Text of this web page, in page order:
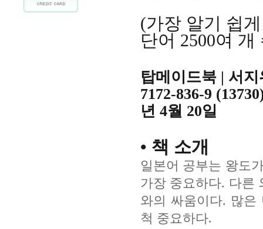
(가장 알기 쉽
단어 2500여 개
탑메이드북 | 서지
7172-836-9
년 4월 20일
• 책 소개
일본어 공부는 왕도
가장 중요하다. 다른
와의 싸움이다. 많은
척 중요하다.